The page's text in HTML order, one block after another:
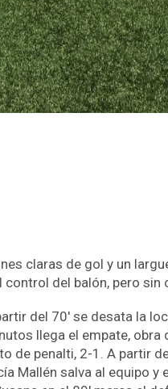
claras de gol y un
del balón, pero sin
del 70′ se desata la
llega el empate, obra
de penalti, 2-1. A partir
Mallén salva al equipo y